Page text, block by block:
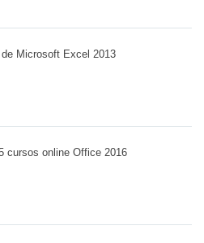
Microsoft Excel 2013
cursos online Office 2016